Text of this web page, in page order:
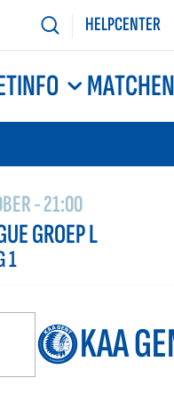
HELPCENTER
MATCHEN
- 21:00
GROEP L
1
KAA